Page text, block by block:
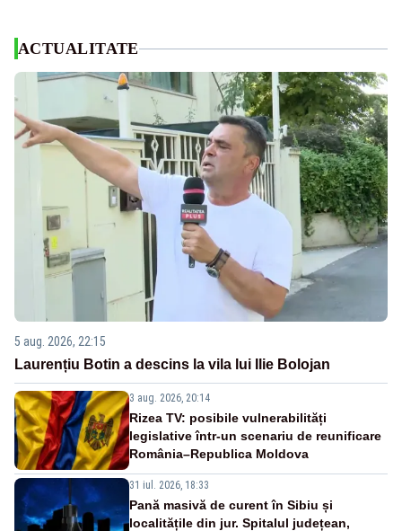
ACTUALITATE
5 aug. 2026, 22:15
Laurențiu Botin a descins la vila lui Ilie Bolojan
3 aug. 2026, 20:14
Rizea TV: posibile vulnerabilități
legislative într-un scenariu de reunificare
România–Republica Moldova
31 iul. 2026, 18:33
Pană masivă de curent în Sibiu și
localitățile din jur. Spitalul județean,